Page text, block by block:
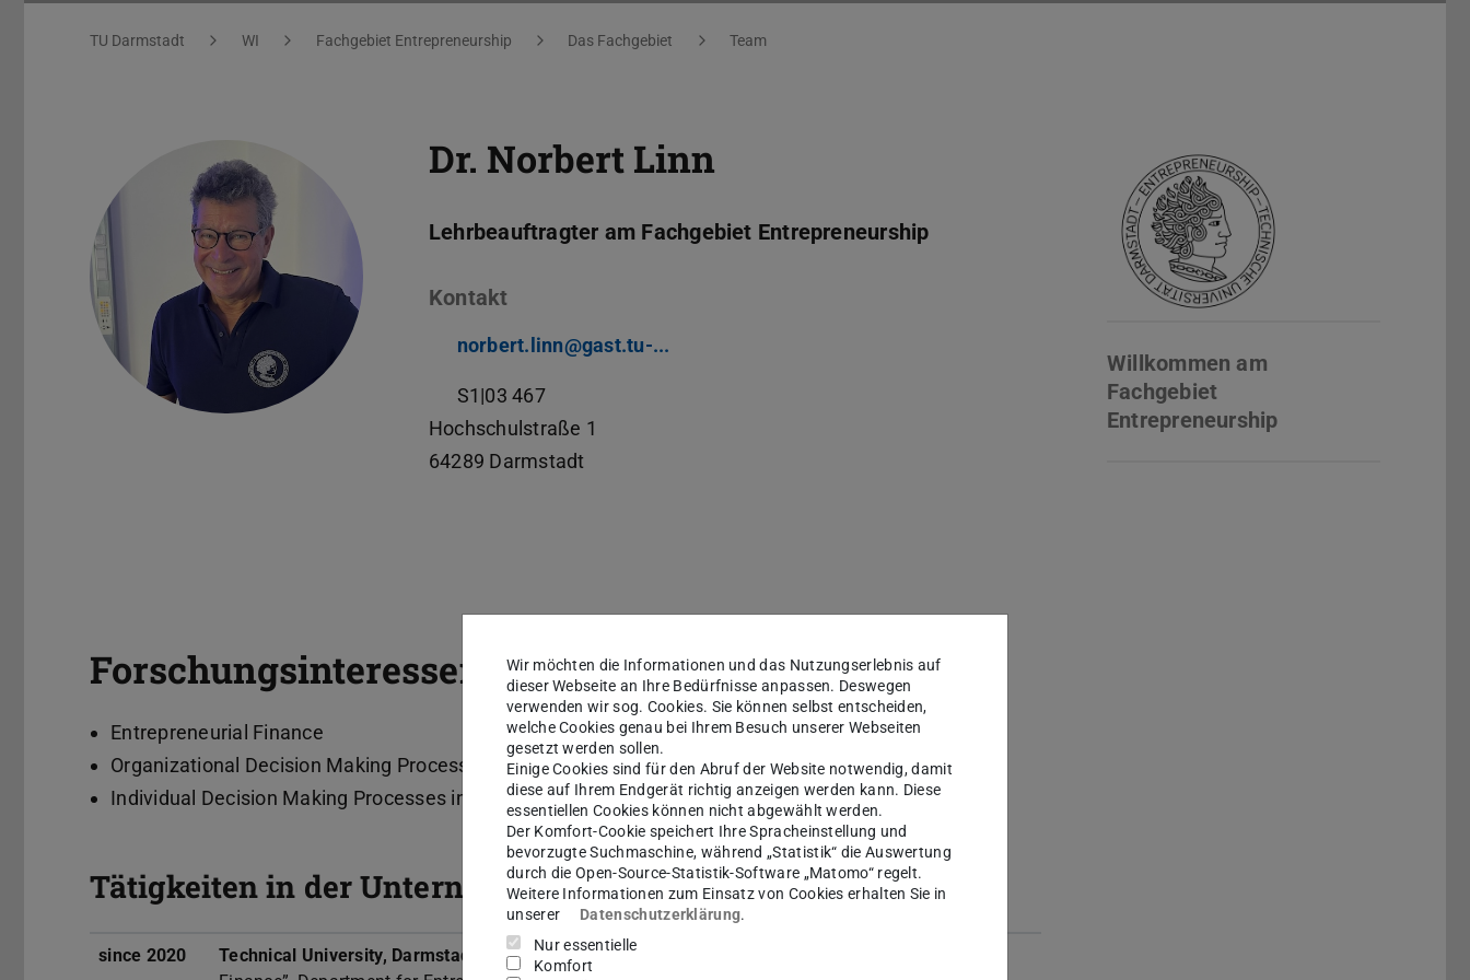
Sie befinden sich hier:
TU Darmstadt WI Fachgebiet Entrepreneurship Das Fachgebiet Team
Dr. Norbert Linn
Lehrbeauftragter am Fachgebiet Entrepreneurship
Kontakt
norbert.linn@gast.tu-...
S1|03 467
Hochschulstraße 1
64289 Darmstadt
Forschungsinteressen
Entrepreneurial Finance
Organizational Decision Making Processes in Early and Later Stage Financing
Individual Decision Making Processes in Early and Later Stage Financing
Tätigkeiten in der Unternehmenspraxis
since 2020 Technical University, Darmstadt
, Lectureship for “Entrepreneurial
Willkommen am
Fachgebiet
Entrepreneurship
Wir möchten die Informationen und das Nutzungserlebnis auf
dieser Webseite an Ihre Bedürfnisse anpassen. Deswegen
verwenden wir sog. Cookies. Sie können selbst entscheiden,
welche Cookies genau bei Ihrem Besuch unserer Webseiten
gesetzt werden sollen.
Einige Cookies sind für den Abruf der Website notwendig, damit
diese auf Ihrem Endgerät richtig anzeigen werden kann. Diese
essentiellen Cookies können nicht abgewählt werden.
Der Komfort-Cookie speichert Ihre Spracheinstellung und
bevorzugte Suchmaschine, während „Statistik“ die Auswertung
durch die Open-Source-Statistik-Software „Matomo“ regelt.
Weitere Informationen zum Einsatz von Cookies erhalten Sie in
unserer
Datenschutzerklärung.
Nur essentielle
Komfort